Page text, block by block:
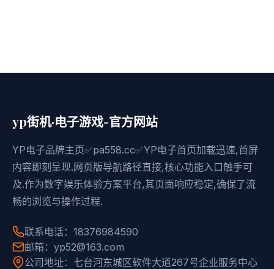
yp街机·电子游戏-官方网站
YP电子品牌主页✅pa558.cc✅YP电子首页加载迅速,首屏
内容即刻呈现.网页版导航路径直接,核心功能入口触手可
及.作为数字娱乐体验方案平台,其页面响应稳定,确保了流
畅的浏览与操作过程.
联系电话：18376984590
邮箱：yp52@163.com
公司地址：七台河东城区软件大道267号企业服务中心